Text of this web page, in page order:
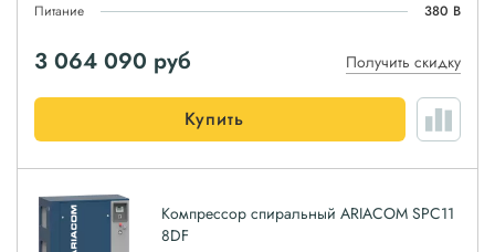
Питание
380 В
3 064 090 руб Получить скидку
Купить
Компрессор спиральный ARIACOM SPC11
8DF